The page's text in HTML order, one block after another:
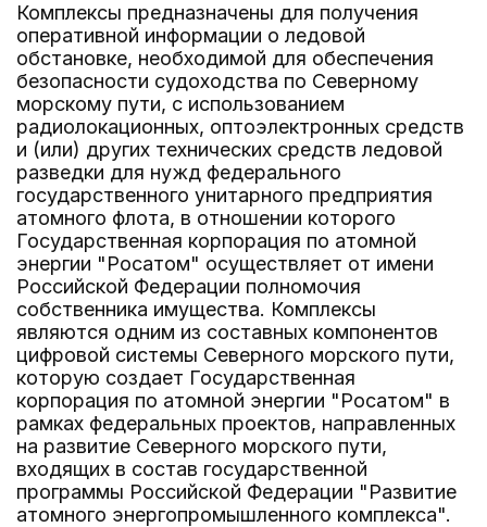
Комплексы предназначены для получения
оперативной информации о ледовой
обстановке, необходимой для обеспечения
безопасности судоходства по Северному
морскому пути, с использованием
радиолокационных, оптоэлектронных средств
и (или) других технических средств ледовой
разведки для нужд федерального
государственного унитарного предприятия
атомного флота, в отношении которого
Государственная корпорация по атомной
энергии "Росатом" осуществляет от имени
Российской Федерации полномочия
собственника имущества. Комплексы
являются одним из составных компонентов
цифровой системы Северного морского пути,
которую создает Государственная
корпорация по атомной энергии "Росатом" в
рамках федеральных проектов, направленных
на развитие Северного морского пути,
входящих в состав государственной
программы Российской Федерации "Развитие
атомного энергопромышленного комплекса".